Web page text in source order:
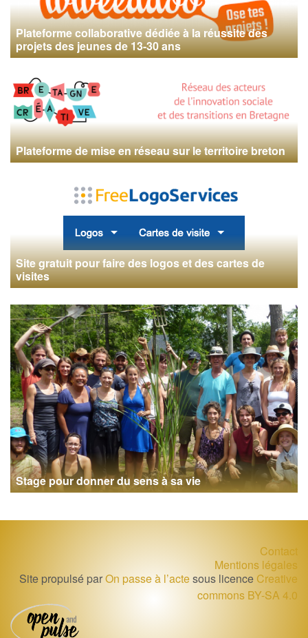
Plateforme collaborative dédiée à la réussite des
projets des jeunes de 13-30 ans
Plateforme de mise en réseau sur le territoire breton
Site gratuit pour faire des logos et des cartes de
visites
Stage pour donner du sens à sa vie
Contact
Mentions légales
Site propulsé parOn passe à l’actesous licence Creative
commons BY-SA 4.0